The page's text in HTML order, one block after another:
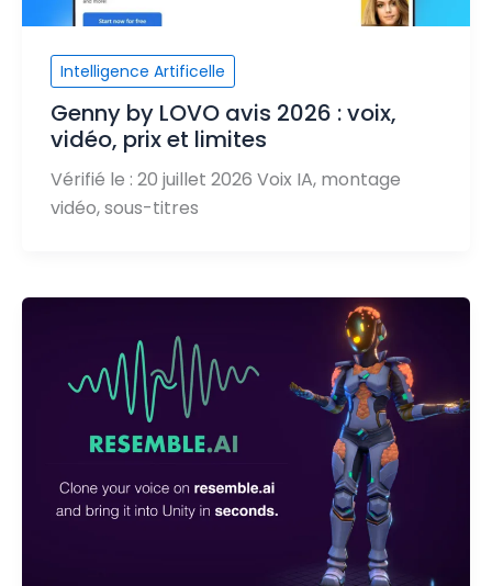
Intelligence Artificelle
Genny by LOVO avis 2026 : voix,
vidéo, prix et limites
Vérifié le : 20 juillet 2026 Voix IA, montage
vidéo, sous-titres